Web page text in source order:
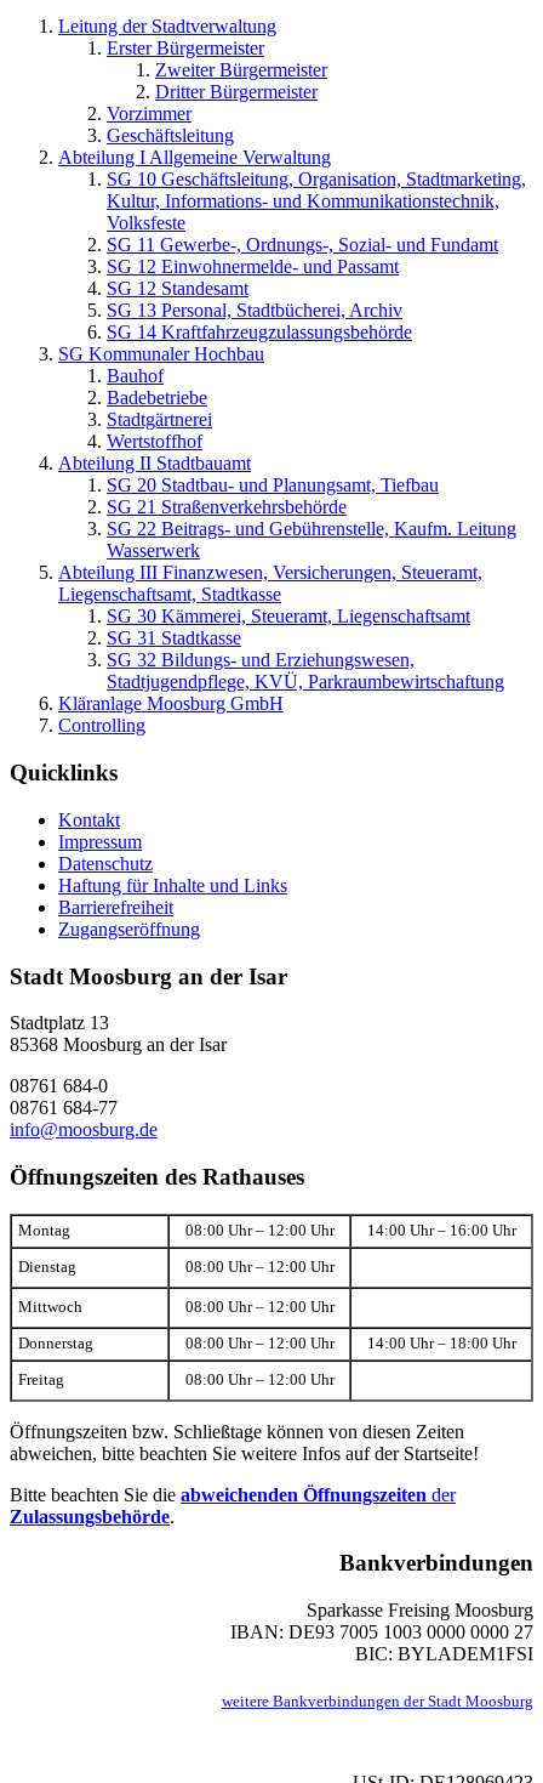
Leitung der Stadtverwaltung
Erster Bürgermeister
Zweiter Bürgermeister
Dritter Bürgermeister
Vorzimmer
Geschäftsleitung
Abteilung I Allgemeine Verwaltung
SG 10 Geschäftsleitung, Organisation, Stadtmarketing,
Kultur, Informations- und Kommunikationstechnik,
Volksfeste
SG 11 Gewerbe-, Ordnungs-, Sozial- und Fundamt
SG 12 Einwohnermelde- und Passamt
SG 12 Standesamt
SG 13 Personal, Stadtbücherei, Archiv
SG 14 Kraftfahrzeugzulassungsbehörde
SG Kommunaler Hochbau
Bauhof
Badebetriebe
Stadtgärtnerei
Wertstoffhof
Abteilung II Stadtbauamt
SG 20 Stadtbau- und Planungsamt, Tiefbau
SG 21 Straßenverkehrsbehörde
SG 22 Beitrags- und Gebührenstelle, Kaufm. Leitung
Wasserwerk
Abteilung III Finanzwesen, Versicherungen, Steueramt,
Liegenschaftsamt, Stadtkasse
SG 30 Kämmerei, Steueramt, Liegenschaftsamt
SG 31 Stadtkasse
SG 32 Bildungs- und Erziehungswesen,
Stadtjugendpflege, KVÜ, Parkraumbewirtschaftung
Kläranlage Moosburg GmbH
Controlling
Quicklinks
Kontakt
Impressum
Datenschutz
Haftung für Inhalte und Links
Barrierefreiheit
Zugangseröffnung
Stadt Moosburg an der Isar
Stadtplatz 13
85368 Moosburg an der Isar
08761 684-0
08761 684-77
info@moosburg.de
Öffnungszeiten des Rathauses
Montag 08:00 Uhr – 12:00 Uhr 14:00 Uhr – 16:00 Uhr
Dienstag 08:00 Uhr – 12:00 Uhr
Mittwoch 08:00 Uhr – 12:00 Uhr
Donnerstag 08:00 Uhr – 12:00 Uhr 14:00 Uhr – 18:00 Uhr
Freitag 08:00 Uhr – 12:00 Uhr
Öffnungszeiten bzw. Schließtage können von diesen Zeiten
abweichen, bitte beachten Sie weitere Infos auf der Startseite!
Bitte beachten Sie die abweichenden Öffnungszeiten der
Zulassungsbehörde.
Bankverbindungen
Sparkasse Freising Moosburg
IBAN: DE93 7005 1003 0000 0000 27
BIC: BYLADEM1FSI
weitere Bankverbindungen der Stadt Moosburg